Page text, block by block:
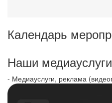
Календарь
Наши медиауслуги
- Медиауслуги, реклама